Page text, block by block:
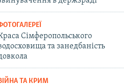
Сімферопольського
та занедбаність
ТА КРИМ